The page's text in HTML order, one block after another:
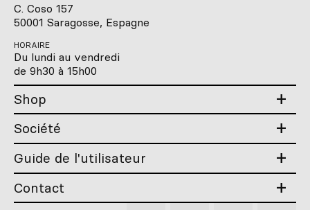
C. Coso 157
50001 Saragosse, Espagne
HORAIRE
Du lundi au vendredi
de 9h30 à 15h00
Shop
Société
Guide de l'utilisateur
Contact